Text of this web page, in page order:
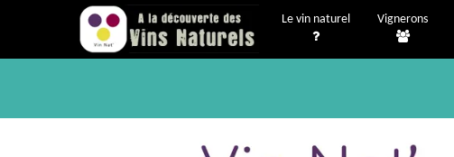
Le vin naturel Vignerons